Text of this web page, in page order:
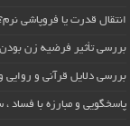
انتقال قدرت یا فروپاشی
بررسی تأثیر فرضیه زن
بررسی دلایل قرآنی و
پاسخگویی و مبارزه با فساد ،